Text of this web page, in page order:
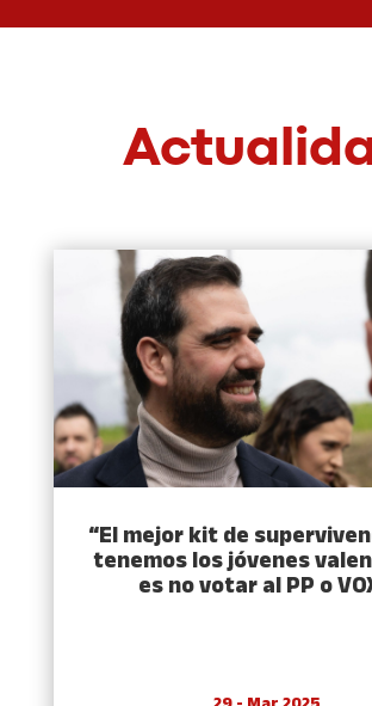
“El mejor kit de
tenemos los jóvenes
es no votar al PP o